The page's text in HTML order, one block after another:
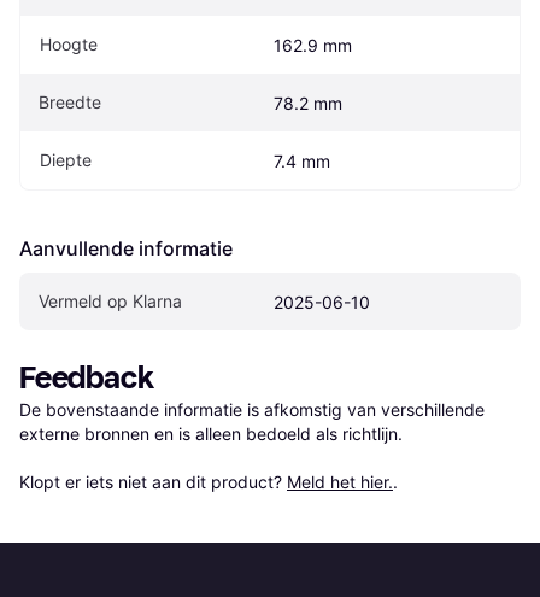
Hoogte 162.9 mm
Breedte 78.2 mm
Diepte 7.4 mm
Aanvullende informatie
Vermeld op Klarna 2025-06-10
Feedback
De bovenstaande informatie is afkomstig van verschillende
externe bronnen en is alleen bedoeld als richtlijn.
Klopt er iets niet aan dit product? Meld het hier..